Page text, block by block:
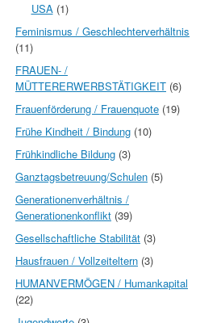
USA(1)
Feminismus / Geschlechterverhältnis
(11)
FRAUEN- /
MÜTTERERWERBSTÄTIGKEIT (6)
Frauenförderung / Frauenquote (19)
Frühe Kindheit / Bindung (10)
Frühkindliche Bildung (3)
Ganztagsbetreuung/Schulen (5)
Generationenverhältnis /
Generationenkonflikt (39)
Gesellschaftliche Stabilität (3)
Hausfrauen / Vollzeiteltern (3)
HUMANVERMÖGEN / Humankapital
(22)